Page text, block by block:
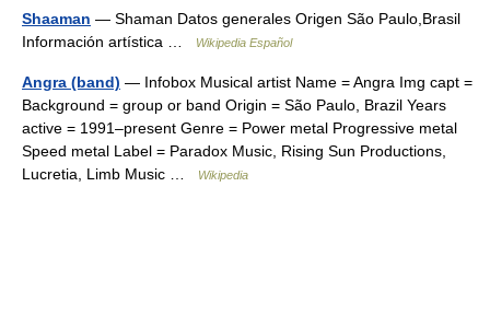
Shaaman — Shaman Datos generales Origen São Paulo,Brasil
Información artística …
Wikipedia Español
Angra (band) — Infobox Musical artist Name = Angra Img capt =
Background = group or band Origin = São Paulo, Brazil Years
active = 1991–present Genre = Power metal Progressive metal
Speed metal Label = Paradox Music, Rising Sun Productions,
Lucretia, Limb Music …
Wikipedia